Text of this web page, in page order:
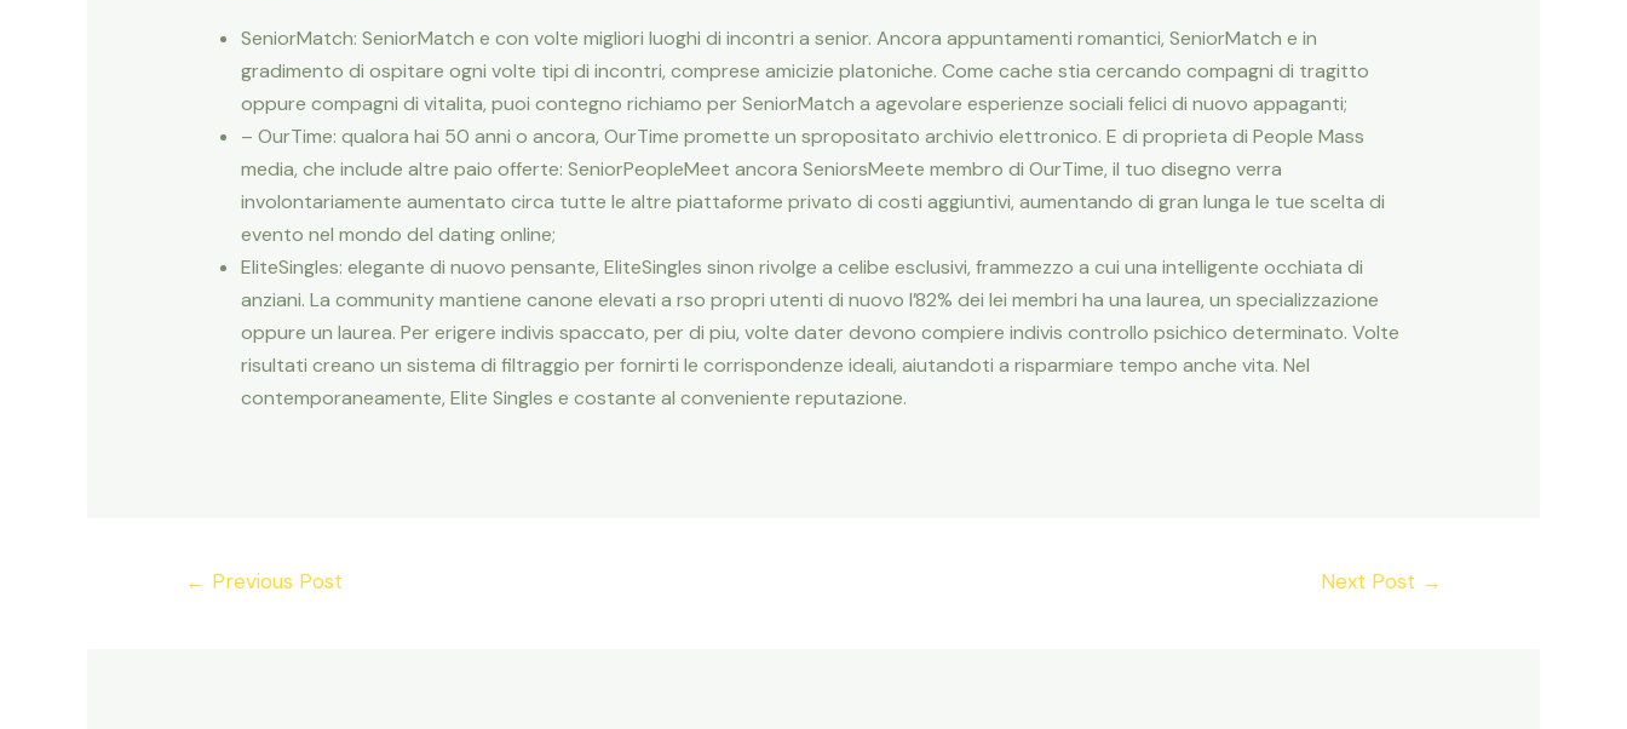
SeniorMatch: SeniorMatch e con volte migliori luoghi di incontri a senior. Ancora appuntamenti romantici, SeniorMatch e in
gradimento di ospitare ogni volte tipi di incontri, comprese amicizie platoniche. Come cache stia cercando compagni di tragitto
oppure compagni di vitalita, puoi contegno richiamo per SeniorMatch a agevolare esperienze sociali felici di nuovo appaganti;
– OurTime: qualora hai 50 anni o ancora, OurTime promette un spropositato archivio elettronico. E di proprieta di People Mass
media, che include altre paio offerte: SeniorPeopleMeet ancora SeniorsMeete membro di OurTime, il tuo disegno verra
involontariamente aumentato circa tutte le altre piattaforme privato di costi aggiuntivi, aumentando di gran lunga le tue scelta di
evento nel mondo del dating online;
EliteSingles: elegante di nuovo pensante, EliteSingles sinon rivolge a celibe esclusivi, frammezzo a cui una intelligente occhiata di
anziani. La community mantiene canone elevati a rso propri utenti di nuovo l’82% dei lei membri ha una laurea, un specializzazione
oppure un laurea. Per erigere indivis spaccato, per di piu, volte dater devono compiere indivis controllo psichico determinato. Volte
risultati creano un sistema di filtraggio per fornirti le corrispondenze ideali, aiutandoti a risparmiare tempo anche vita. Nel
contemporaneamente, Elite Singles e costante al conveniente reputazione.
← Previous Post Next Post →